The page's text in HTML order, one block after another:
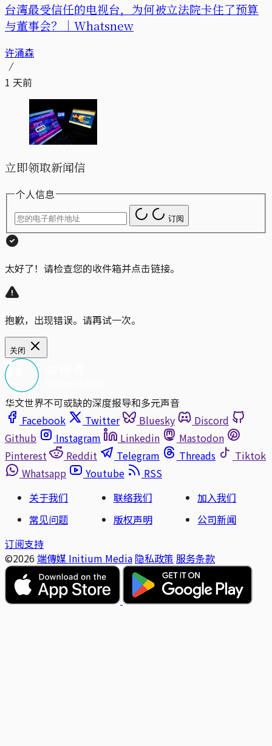
台湾最受信任的电视台，为何被立法院卡住了预算
与董事会？｜Whatsnew
许涌森
1 天前
立即领取新闻信
个人信息
订阅
太好了！请检查您的收件箱并点击链接。
抱歉，出现错误。请再试一次。
关闭
华文世界不可或缺的深度报导和多元声音
Facebook
Twitter Bluesky
Discord
Github
Instagram Linkedin
Mastodon
Pinterest
Reddit Telegram Threads
Tiktok
Whatsapp
Youtube
RSS
关于我们
联络我们
加入我们
常见问题
版权声明
公司新闻
订阅支持
©2026 端傳媒 Initium Media 隐私政策 服务条款